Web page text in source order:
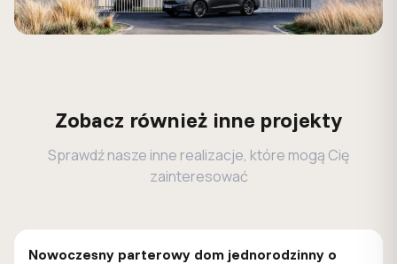
Zobacz również inne projekty
Sprawdź nasze inne realizacje, które mogą Cię
zainteresować
Z500
Nowoczesny parterowy dom jednorodzinny o